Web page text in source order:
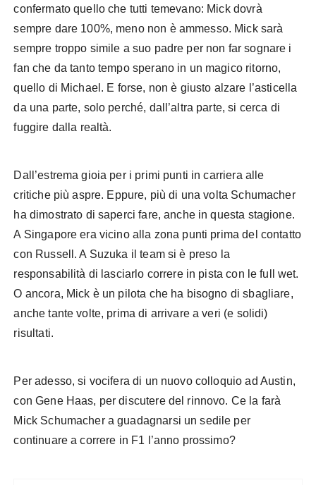
confermato quello che tutti temevano: Mick dovrà
sempre dare 100%, meno non è ammesso. Mick sarà
sempre troppo simile a suo padre per non far sognare i
fan che da tanto tempo sperano in un magico ritorno,
quello di Michael. E forse, non è giusto alzare l’asticella
da una parte, solo perché, dall’altra parte, si cerca di
fuggire dalla realtà.
Dall’estrema gioia per i primi punti in carriera alle
critiche più aspre. Eppure, più di una volta Schumacher
ha dimostrato di saperci fare, anche in questa stagione.
A Singapore era vicino alla zona punti prima del contatto
con Russell. A Suzuka il team si è preso la
responsabilità di lasciarlo correre in pista con le full wet.
O ancora, Mick è un pilota che ha bisogno di sbagliare,
anche tante volte, prima di arrivare a veri (e solidi)
risultati.
Per adesso, si vocifera di un nuovo colloquio ad Austin,
con Gene Haas, per discutere del rinnovo. Ce la farà
Mick Schumacher a guadagnarsi un sedile per
continuare a correre in F1 l’anno prossimo?